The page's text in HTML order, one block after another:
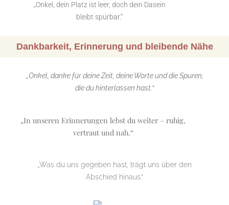
„Onkel, dein Platz ist leer, doch dein Dasein
bleibt spürbar.“
Dankbarkeit, Erinnerung und bleibende Nähe
„Onkel, danke für deine Zeit, deine Worte und die Spuren,
die du hinterlassen hast.“
„In unseren Erinnerungen lebst du weiter – ruhig,
vertraut und nah.“
„Was du uns gegeben hast, trägt uns über den
Abschied hinaus.“